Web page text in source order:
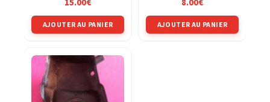
AJOUTER AU PANIER AJOUTER AU PANIER